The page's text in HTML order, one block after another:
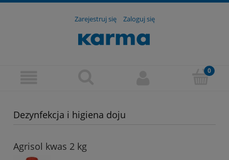
Zarejestruj się Zaloguj się
Dezynfekcja i higiena doju
Agrisol kwas 2 kg